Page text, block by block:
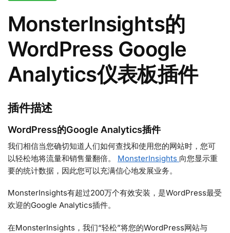
MonsterInsights的
WordPress Google
Analytics仪表板插件
插件描述
WordPress的Google Analytics插件
我们相信当您确切知道人们如何查找和使用您的网站时，您可
以轻松地将流量和销售量翻倍。 MonsterInsights 向您显示重
要的统计数据，因此您可以充满信心地发展业务。
MonsterInsights有超过200万个有效安装，是WordPress最受
欢迎的Google Analytics插件。
在MonsterInsights，我们“轻松”将您的WordPress网站与